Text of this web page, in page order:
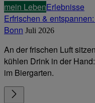
mein LebenErlebnisse
Erfrischen &
Bonn Juli 2026
An der frischen Luft
kühlen Drink in der
im Biergarten.